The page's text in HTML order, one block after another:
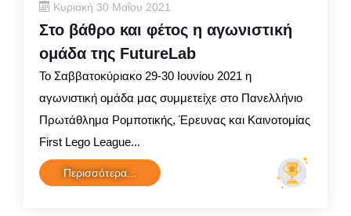
Κυριακή 30 Μαΐου 2021
Στο βάθρο και φέτος η αγωνιστική
ομάδα της FutureLab
Το Σαββατοκύριακο 29-30 Ιουνίου 2021 η
αγωνιστική ομάδα μας συμμετείχε στο Πανελλήνιο
Πρωτάθλημα Ρομποτικής, Έρευνας και Καινοτομίας
First Lego League...
Περισσότερα...